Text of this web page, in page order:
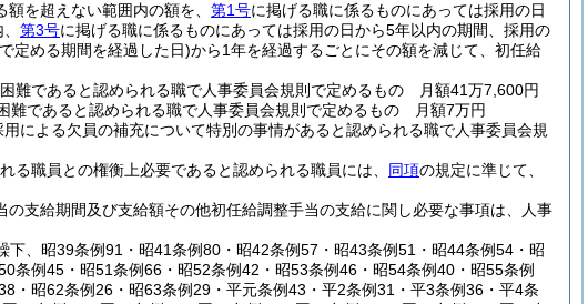
額を超えない範囲内の額を、 第1号に掲げる職に係るものにあっては採用の日
第3号に掲げる職に係るものにあっては採用の日から5年以内の期間、採用の
定める期間を経過した日)から1年を経過するごとにその額を減じて、初任給
難であると認められる職で人事委員会規則で定めるもの 月額41万7,600円
難であると認められる職で人事委員会規則で定めるもの 月額7万円
による欠員の補充について特別の事情があると認められる職で人事委員会規
る職員との権衡上必要であると認められる職員には、 同項の規定に準じて、
支給期間及び支給額その他初任給調整手当の支給に関し必要な事項は、人事
、昭39条例91・昭41条例80・昭42条例57・昭43条例51・昭44条例54・昭
例45・昭51条例66・昭52条例42・昭53条例46・昭54条例40・昭55条例
昭62条例26・昭63条例29・平元条例43・平2条例31・平3条例36・平4条